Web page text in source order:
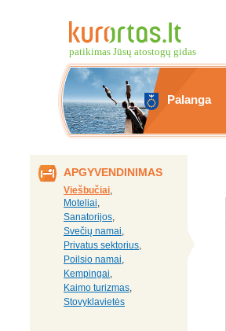
patikimas Jūsų atostogų gidas
Palanga
APGYVENDINIMAS
Viešbučiai,
Moteliai,
Sanatorijos,
Svečių namai,
Privatus sektorius,
Poilsio namai,
Kempingai,
Kaimo turizmas,
Stovyklavietės